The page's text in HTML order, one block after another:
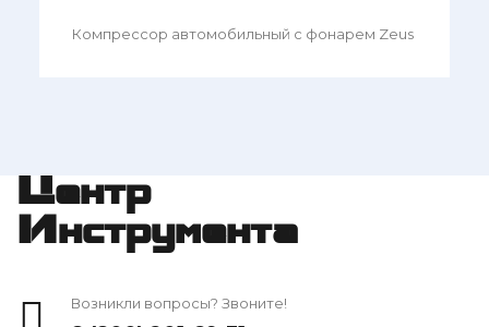
Компрессор автомобильный с фонарем Zeus
Центр
Инструмента
Возникли вопросы? Звоните!